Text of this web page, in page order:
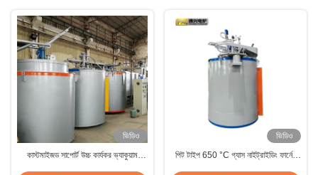
ভিডিও
কাস্টমাইজড সাপোর্ট উচ্চ কার্যকর ভ্যাকুয়াম
ভিডিও
পিট টাইপ 650 °C গ্যাস নাইট্রাইডিং ফার্নেস